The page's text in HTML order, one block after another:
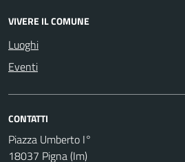
VIVERE IL COMUNE
Luoghi
Eventi
CONTATTI
Piazza Umberto I°
18037 Pigna (Im)